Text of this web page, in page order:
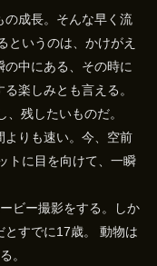
の成長。そんな早く流
というのは、かけがえ
中にある、その時に
楽しみとも言える。
残したいものだ。
よりも速い。今、空前
トに目を向けて、一瞬
ビー撮影をする。しか
とすでに17歳。 動物は
。